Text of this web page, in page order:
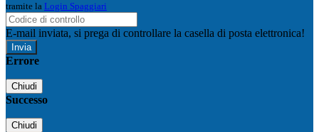
tramite la Login Spaggiari
E-mail inviata, si prega di controllare la casella di posta elettronica!
Errore
Chiudi
Successo
Chiudi